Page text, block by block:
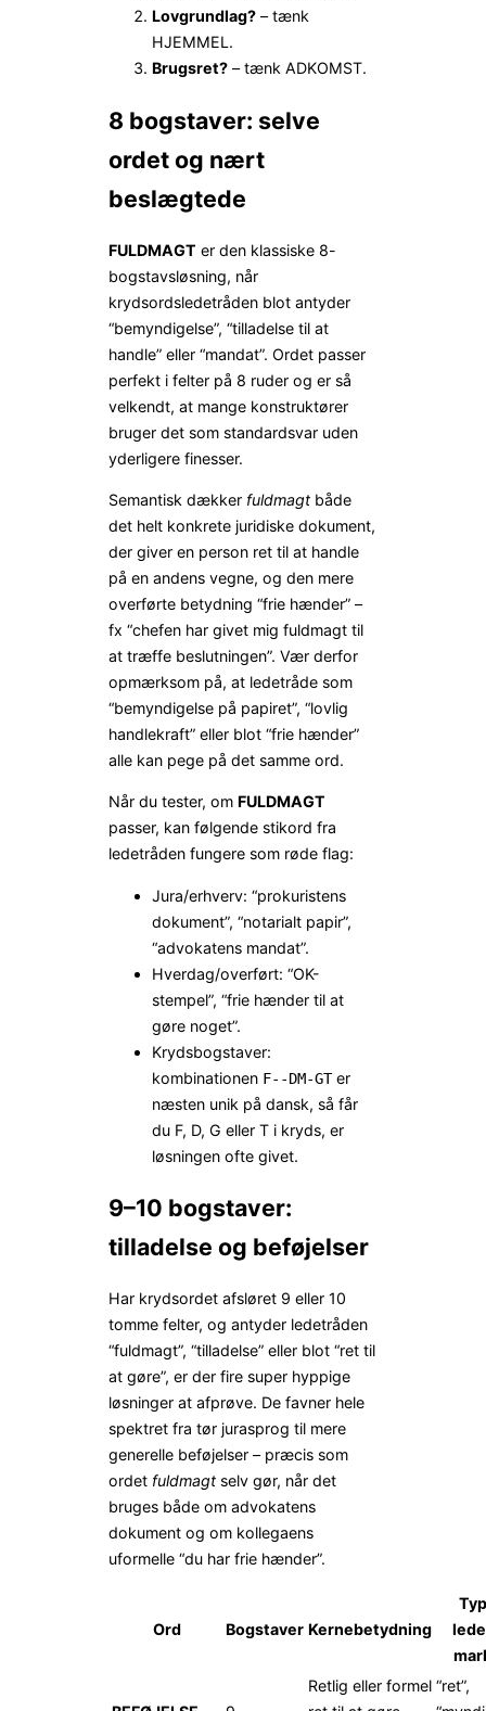
Lovgrundlag? – tænk
HJEMMEL.
Brugsret? – tænk ADKOMST.
8 bogstaver: selve
ordet og nært
beslægtede
FULDMAGT er den klassiske 8-
bogstavsløsning, når
krydsordsledetråden blot antyder
“bemyndigelse”, “tilladelse til at
handle” eller “mandat”. Ordet passer
perfekt i felter på 8 ruder og er så
velkendt, at mange konstruktører
bruger det som standardsvar uden
yderligere finesser.
Semantisk dækker fuldmagt både
det helt konkrete juridiske dokument,
der giver en person ret til at handle
på en andens vegne, og den mere
overførte betydning “frie hænder” –
fx “chefen har givet mig fuldmagt til
at træffe beslutningen”. Vær derfor
opmærksom på, at ledetråde som
“bemyndigelse på papiret”, “lovlig
handlekraft” eller blot “frie hænder”
alle kan pege på det samme ord.
Når du tester, om FULDMAGT
passer, kan følgende stikord fra
ledetråden fungere som røde flag:
Jura/erhverv: “prokuristens
dokument”, “notarialt papir”,
“advokatens mandat”.
Hverdag/overført: “OK-
stempel”, “frie hænder til at
gøre noget”.
Krydsbogstaver:
kombinationen F‐‐DM‐GTer
næsten unik på dansk, så får
du F, D, G eller T i kryds, er
løsningen ofte givet.
9–10 bogstaver:
tilladelse og beføjelser
Har krydsordet afsløret 9 eller 10
tomme felter, og antyder ledetråden
“fuldmagt”, “tilladelse” eller blot “ret til
at gøre”, er der fire super hyppige
løsninger at afprøve. De favner hele
spektret fra tør jurasprog til mere
generelle beføjelser – præcis som
ordet fuldmagt selv gør, når det
bruges både om advokatens
dokument og om kollegaens
uformelle “du har frie hænder”.
Ord Bogstaver Kernebetydning
Retlig eller formel “ret”,